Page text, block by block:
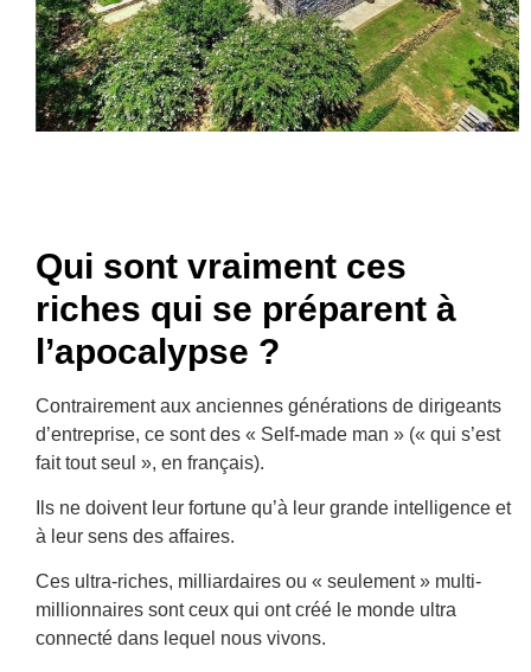
Qui sont vraiment ces
riches qui se préparent à
l’apocalypse ?
Contrairement aux anciennes générations de dirigeants
d’entreprise, ce sont des « Self-made man » (« qui s’est
fait tout seul », en français).
Ils ne doivent leur fortune qu’à leur grande intelligence et
à leur sens des affaires.
Ces ultra-riches, milliardaires ou « seulement » multi-
millionnaires sont ceux qui ont créé le monde ultra
connecté dans lequel nous vivons.